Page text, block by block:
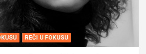
REČI U FOKUSU